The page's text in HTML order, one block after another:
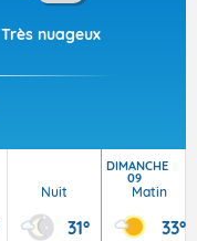
Très nuageux
Nuit
31°
DIMANCHE
09
Matin
33°